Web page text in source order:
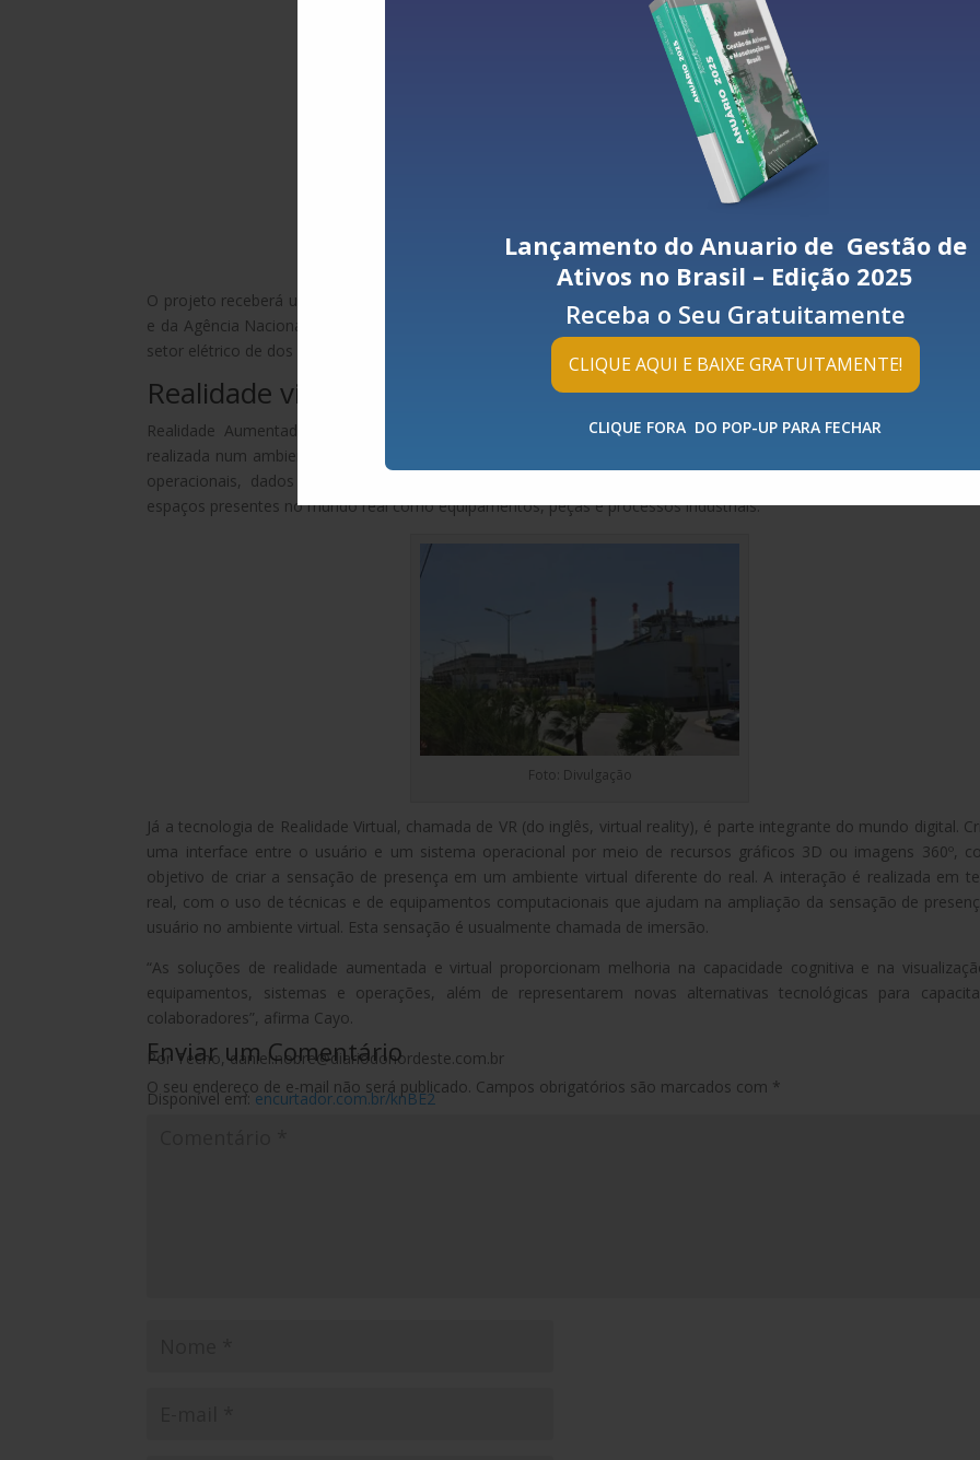
Lançamento do Anuario de Gestão de
Ativos no Brasil – Edição 2025
Receba o Seu Gratuitamente
CLIQUE AQUI E BAIXE GRATUITAMENTE!
CLIQUE FORA DO POP-UP PARA FECHAR
Foto: Divulgação
O projeto receberá um investimento de R$ 4,2 milhões proveniente do Programa de Pesquisa e Desenvolvimento
e da Agência Nacional de Energia Elétrica (
), e deve ter duração de 30 meses e ser estendido a outros
setor elétrico de dos segmentos da indústria posteriormente.
Realidade virtual X aumentada
Realidade Aumentada, chamada de AR (do inglês, Augmented Reality), é uma experiência interativa do mundo
realizada num ambiente verdadeiro. Por meio de sistema ópticos, sensores remotos e multiprocessadores,
operacionais, dados de fabricação, desenhos técnicos e gráficos de performance são sobrepostos aos
espaços presentes no mundo real como equipamentos, peças e processos industriais.
Foto: Divulgação
Já a tecnologia de Realidade Virtual, chamada de VR (do inglês, virtual reality), é parte integrante do mundo digital.
uma interface entre o usuário e um sistema operacional por meio de recursos gráficos 3D ou imagens 360º,
objetivo de criar a sensação de presença em um ambiente virtual diferente do real. A interação é realizada em
real, com o uso de técnicas e de equipamentos computacionais que ajudam na ampliação da sensação de
usuário no ambiente virtual. Esta sensação é usualmente chamada de imersão.
“As soluções de realidade aumentada e virtual proporcionam melhoria na capacidade cognitiva e na
equipamentos, sistemas e operações, além de representarem novas alternativas tecnológicas para
colaboradores”, afirma Cayo.
Por Tecno, daniel.nobre@diariodonordeste.com.br
Disponível em:encurtador.com.br/knBE2
Enviar um Comentário
O seu endereço de e-mail não será publicado. Campos obrigatórios são marcados com *